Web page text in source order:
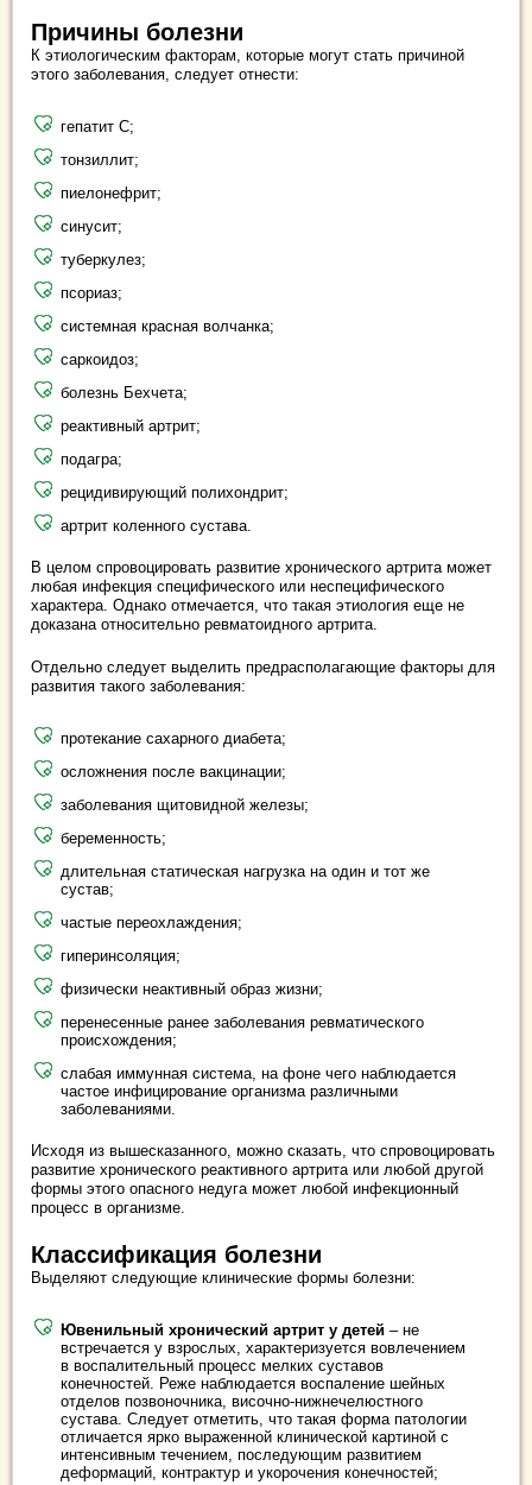
Причины болезни
К этиологическим факторам, которые могут стать причиной
этого заболевания, следует отнести:
гепатит С;
тонзиллит;
пиелонефрит;
синусит;
туберкулез;
псориаз;
системная красная волчанка;
саркоидоз;
болезнь Бехчета;
реактивный артрит;
подагра;
рецидивирующий полихондрит;
артрит коленного сустава.
В целом спровоцировать развитие хронического артрита может
любая инфекция специфического или неспецифического
характера. Однако отмечается, что такая этиология еще не
доказана относительно ревматоидного артрита.
Отдельно следует выделить предрасполагающие факторы для
развития такого заболевания:
протекание сахарного диабета;
осложнения после вакцинации;
заболевания щитовидной железы;
беременность;
длительная статическая нагрузка на один и тот же
сустав;
частые переохлаждения;
гиперинсоляция;
физически неактивный образ жизни;
перенесенные ранее заболевания ревматического
происхождения;
слабая иммунная система, на фоне чего наблюдается
частое инфицирование организма различными
заболеваниями.
Исходя из вышесказанного, можно сказать, что спровоцировать
развитие хронического реактивного артрита или любой другой
формы этого опасного недуга может любой инфекционный
процесс в организме.
Классификация болезни
Выделяют следующие клинические формы болезни:
Ювенильный хронический артрит у детей – не
встречается у взрослых, характеризуется вовлечением
в воспалительный процесс мелких суставов
конечностей. Реже наблюдается воспаление шейных
отделов позвоночника, височно-нижнечелюстного
сустава. Следует отметить, что такая форма патологии
отличается ярко выраженной клинической картиной с
интенсивным течением, последующим развитием
деформаций, контрактур и укорочения конечностей;